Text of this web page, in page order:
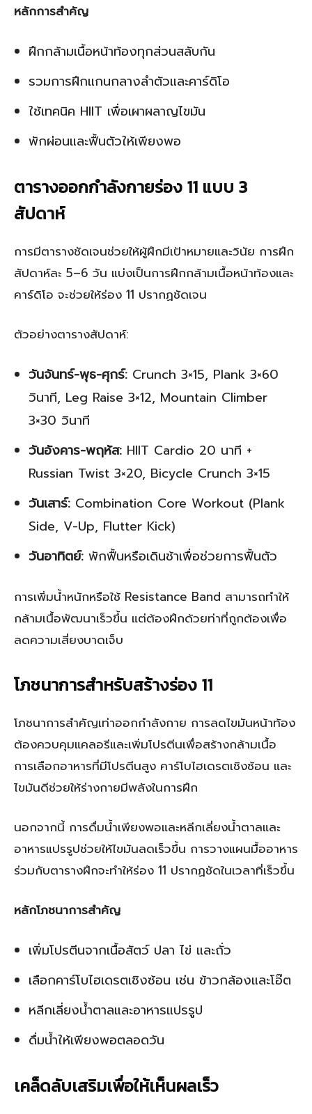
หลักการสำคัญ
ฝึกกล้ามเนื้อหน้าท้องทุกส่วนสลับกัน
รวมการฝึกแกนกลางลำตัวและคาร์ดิโอ
ใช้เทคนิค HIIT เพื่อเผาผลาญไขมัน
พักผ่อนและฟื้นตัวให้เพียงพอ
ตารางออกกำลังกายร่อง 11 แบบ 3
สัปดาห์
การมีตารางชัดเจนช่วยให้ผู้ฝึกมีเป้าหมายและวินัย การฝึก
สัปดาห์ละ 5–6 วัน แบ่งเป็นการฝึกกล้ามเนื้อหน้าท้องและ
คาร์ดิโอ จะช่วยให้ร่อง 11 ปรากฏชัดเจน
ตัวอย่างตารางสัปดาห์:
วันจันทร์-พุธ-ศุกร์: Crunch 3×15, Plank 3×60
วินาที, Leg Raise 3×12, Mountain Climber
3×30 วินาที
วันอังคาร-พฤหัส: HIIT Cardio 20 นาที +
Russian Twist 3×20, Bicycle Crunch 3×15
วันเสาร์: Combination Core Workout (Plank
Side, V-Up, Flutter Kick)
วันอาทิตย์: พักฟื้นหรือเดินช้าเพื่อช่วยการฟื้นตัว
การเพิ่มน้ำหนักหรือใช้ Resistance Band สามารถทำให้
กล้ามเนื้อพัฒนาเร็วขึ้น แต่ต้องฝึกด้วยท่าที่ถูกต้องเพื่อ
ลดความเสี่ยงบาดเจ็บ
โภชนาการสำหรับสร้างร่อง 11
โภชนาการสำคัญเท่าออกกำลังกาย การลดไขมันหน้าท้อง
ต้องควบคุมแคลอรีและเพิ่มโปรตีนเพื่อสร้างกล้ามเนื้อ
การเลือกอาหารที่มีโปรตีนสูง คาร์โบไฮเดรตเชิงซ้อน และ
ไขมันดีช่วยให้ร่างกายมีพลังในการฝึก
นอกจากนี้ การดื่มน้ำเพียงพอและหลีกเลี่ยงน้ำตาลและ
อาหารแปรรูปช่วยให้ไขมันลดเร็วขึ้น การวางแผนมื้ออาหาร
ร่วมกับตารางฝึกจะทำให้ร่อง 11 ปรากฏชัดในเวลาที่เร็วขึ้น
หลักโภชนาการสำคัญ
เพิ่มโปรตีนจากเนื้อสัตว์ ปลา ไข่ และถั่ว
เลือกคาร์โบไฮเดรตเชิงซ้อน เช่น ข้าวกล้องและโอ๊ต
หลีกเลี่ยงน้ำตาลและอาหารแปรรูป
ดื่มน้ำให้เพียงพอตลอดวัน
เคล็ดลับเสริมเพื่อให้เห็นผลเร็ว